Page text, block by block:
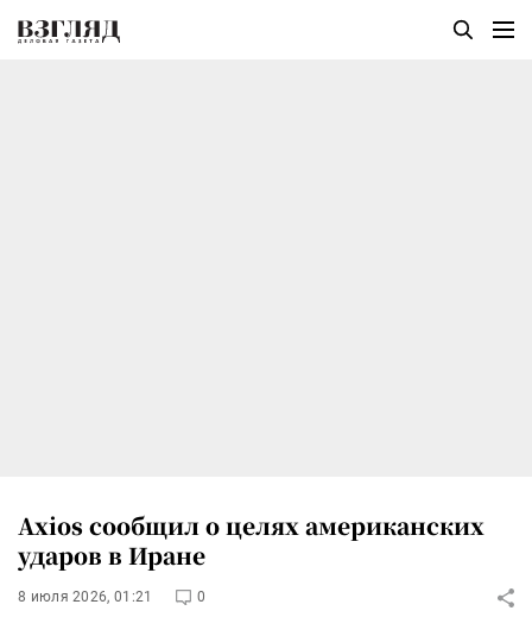
Axios сообщил о целях американских
ударов в Иране
8 июля 2026, 01:21 0